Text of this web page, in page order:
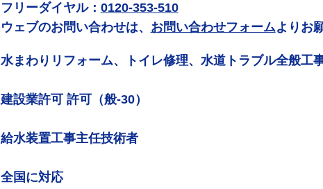
フリーダイヤル： 0120-353-510
ウェブのお問い合わせは、 お問い合わせフォームよりお
水まわりリフォーム、トイレ修理、水道トラブル全般工
建設業許可 許可（般-30）
給水装置工事主任技術者
全国に対応